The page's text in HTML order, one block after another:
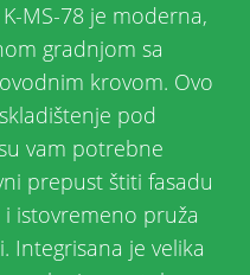
MS-78 je moderna,
gradnjom sa
krovom. Ovo
pod
vam potrebne
prepust štiti fasadu
istovremeno pruža
je velika